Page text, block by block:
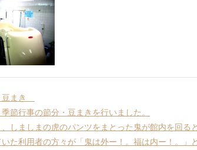
豆まき
節行事の節分・豆まきを行いました。
しましまの虎のパンツをまとった鬼が館内を回ると
た利用者の方々が「鬼は外ー！。福は内ー！。」